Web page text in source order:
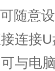
随意
连接
与电